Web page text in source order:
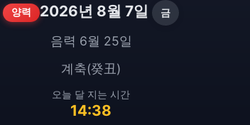
양력 2026년 8월 7일 금
음력 6월 25일
계축(癸丑)
오늘 달 지는 시간
14:38